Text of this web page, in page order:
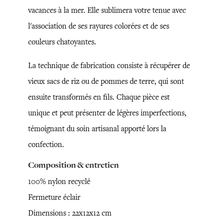
vacances à la mer. Elle sublimera votre tenue avec
l'association de ses rayures colorées et de ses
couleurs chatoyantes.
La technique de fabrication consiste à récupérer de
vieux sacs de riz ou de pommes de terre, qui sont
ensuite transformés en fils. Chaque pièce est
unique et peut présenter de légères imperfections,
témoignant du soin artisanal apporté lors la
confection.
Composition & entretien
100% nylon recyclé
Fermeture éclair
Dimensions : 22x12x12 cm